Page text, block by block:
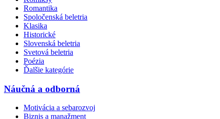
Romantika
Spoločenská beletria
Klasika
Historické
Slovenská beletria
Svetová beletria
Poézia
Ďalšie kategórie
Náučná a odborná
Motivácia a sebarozvoj
Biznis a manažment